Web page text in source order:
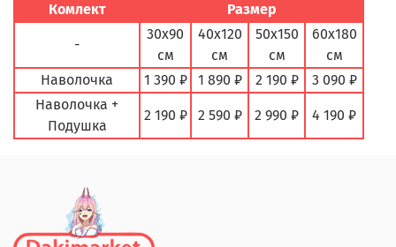
Комлект Размер
-
30х90
см
40х120
см
50х150
см
60х180
см
Наволочка
1 390 ₽ 1 890 ₽ 2 190 ₽
3 090 ₽
Наволочка +
Подушка
2 190 ₽ 2 590 ₽ 2 990 ₽ 4 190 ₽